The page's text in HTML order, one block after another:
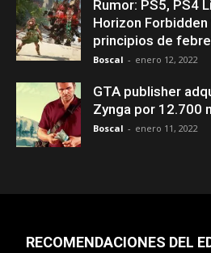
Rumor: PS5, PS4
Horizon
principios de
Boscal - enero 12, 2022
GTA publisher
Zynga por 12.700
Boscal - enero 11, 2022
RECOMENDACIONES DEL